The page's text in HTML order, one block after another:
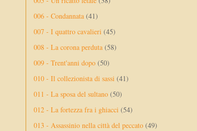
006 - Condannata (41)
007 - I quattro cavalieri (45)
008 - La corona perduta (58)
009 - Trent'anni dopo (50)
010 - Il collezionista di sassi (41)
011 - La sposa del sultano (50)
012 - La fortezza fra i ghiacci (54)
013 - Assassinio nella città del peccato (49)